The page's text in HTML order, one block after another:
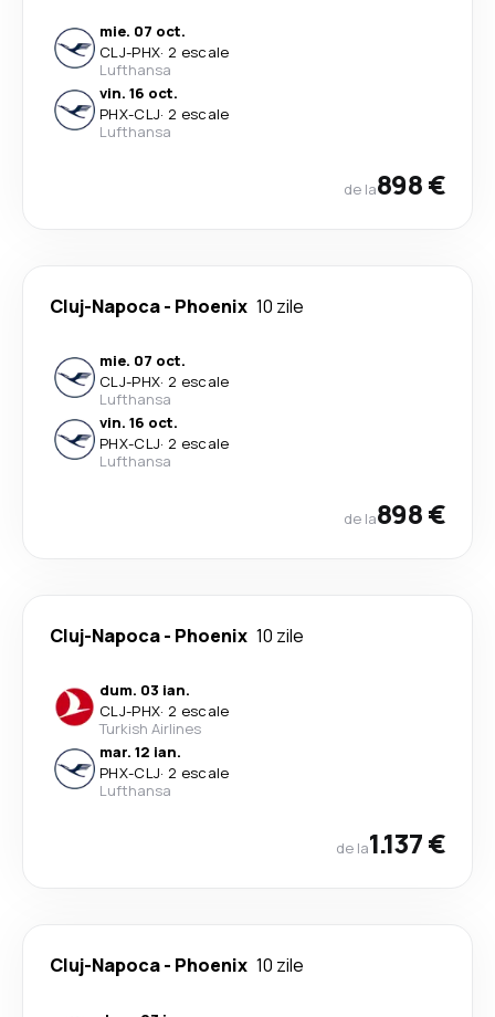
mie. 07 oct.
CLJ-PHX· 2 escale
Lufthansa
vin. 16 oct.
PHX-CLJ· 2 escale
Lufthansa
de la898 €
Cluj-Napoca- Phoenix 10 zile
mie. 07 oct.
CLJ-PHX· 2 escale
Lufthansa
vin. 16 oct.
PHX-CLJ· 2 escale
Lufthansa
de la898 €
Cluj-Napoca- Phoenix 10 zile
dum. 03 ian.
CLJ-PHX· 2 escale
Turkish Airlines
mar. 12 ian.
PHX-CLJ· 2 escale
Lufthansa
de la1.137 €
Cluj-Napoca- Phoenix 10 zile